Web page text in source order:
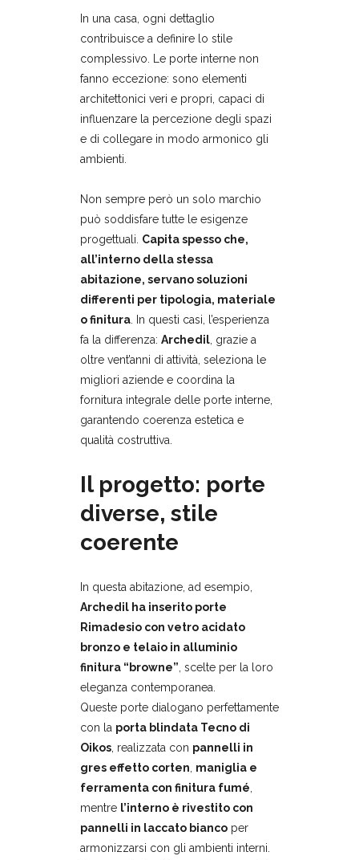
In una casa, ogni dettaglio
contribuisce a definire lo stile
complessivo. Le porte interne non
fanno eccezione: sono elementi
architettonici veri e propri, capaci di
influenzare la percezione degli spazi
e di collegare in modo armonico gli
ambienti.
Non sempre però un solo marchio
può soddisfare tutte le esigenze
progettuali. Capita spesso che,
all’interno della stessa
abitazione, servano soluzioni
differenti per tipologia, materiale
o finitura . In questi casi, l’esperienza
fa la differenza: Archedil , grazie a
oltre vent’anni di attività, seleziona le
migliori aziende e coordina la
fornitura integrale delle porte interne,
garantendo coerenza estetica e
qualità costruttiva.
Il progetto: porte
diverse, stile
coerente
In questa abitazione, ad esempio,
Archedil ha inserito porte
Rimadesio con vetro acidato
bronzo e telaio in alluminio
finitura “browne” , scelte per la loro
eleganza contemporanea.
Queste porte dialogano perfettamente
con la porta blindata Tecno di
Oikos , realizzata con pannelli in
gres effetto corten maniglia e
ferramenta con finitura fumé
mentre l’interno è rivestito con
pannelli in laccato bianco per
armonizzarsi con gli ambienti interni.